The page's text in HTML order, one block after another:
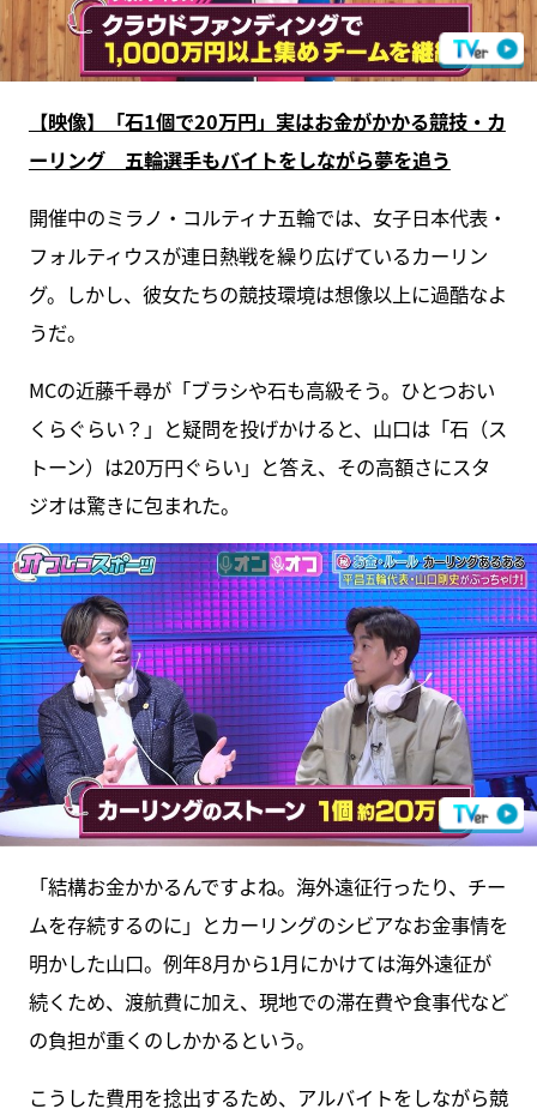
【映像】「石1個で20万円」実はお金がかかる競技・カ
ーリング 五輪選手もバイトをしながら夢を追う
開催中のミラノ・コルティナ五輪では、女子日本代表・
フォルティウスが連日熱戦を繰り広げているカーリン
グ。しかし、彼女たちの競技環境は想像以上に過酷なよ
うだ。
MCの近藤千尋が「ブラシや石も高級そう。ひとつおい
くらぐらい？」と疑問を投げかけると、山口は「石（ス
トーン）は20万円ぐらい」と答え、その高額さにスタ
ジオは驚きに包まれた。
「結構お金かかるんですよね。海外遠征行ったり、チー
ムを存続するのに」とカーリングのシビアなお金事情を
明かした山口。例年8月から1月にかけては海外遠征が
続くため、渡航費に加え、現地での滞在費や食事代など
の負担が重くのしかかるという。
こうした費用を捻出するため、アルバイトをしながら競